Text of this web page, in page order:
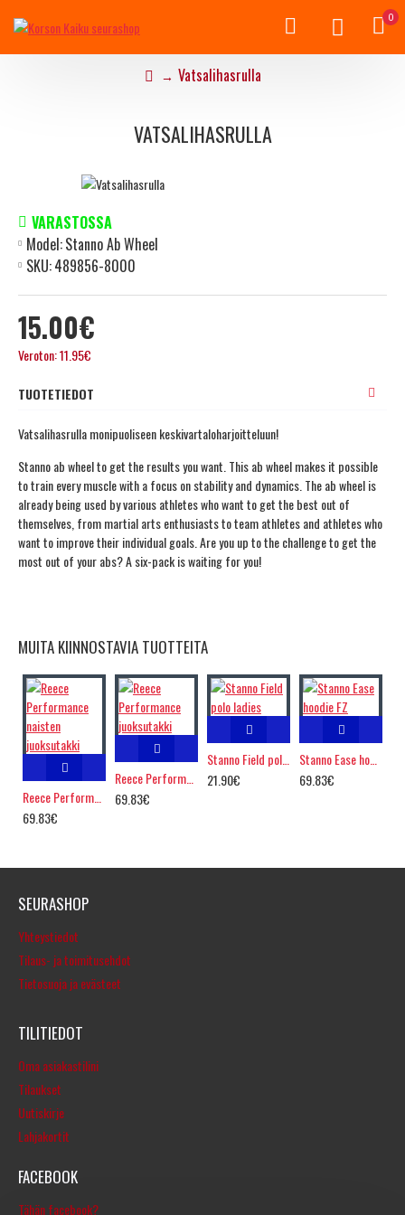
0
Vatsalihasrulla
VATSALIHASRULLA
15.00€
Veroton: 11.95€
VARASTOSSA
Model:Stanno Ab Wheel
SKU:489856-8000
TUOTETIEDOT
Vatsalihasrulla monipuoliseen keskivartaloharjoitteluun!
Stanno ab wheel to get the results you want. This ab wheel makes it possible
to train every muscle with a focus on stability and dynamics. The ab wheel is
already being used by various athletes who want to get the best out of
themselves, from martial arts enthusiasts to team athletes and athletes who
want to improve their individual goals. Are you up to the challenge to get the
most out of your abs? A six-pack is waiting for you!
MUITA KIINNOSTAVIA TUOTTEITA
69.83€
Reece Performance juoksutakki
69.83€
Stanno Field polo ladies
21.90€
Stanno Ease hoodie FZ
69.83€
SEURASHOP
Yhteystiedot
Tilaus- ja toimitusehdot
Tietosuoja ja evästeet
TILITIEDOT
Oma asiakastilini
Tilaukset
Uutiskirje
Lahjakortit
FACEBOOK
Tähän facebook?